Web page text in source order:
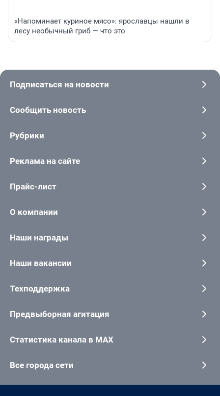
«Напоминает куриное мясо»: ярославцы нашли в
лесу необычный гриб — что это
Подписаться на новости
Сообщить новость
Рубрики
Реклама на сайте
Прайс-лист
О компании
Наши награды
Наши вакансии
Техподдержка
Предвыборная агитация
Статистика канала в MAX
Все города сети